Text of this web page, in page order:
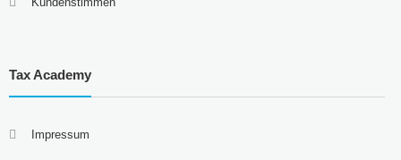
Tax Academy
Impressum